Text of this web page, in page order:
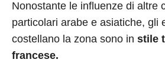
Nonostante le influenze di altre
particolari arabe e asiatiche, gli
costellano la zona sono in stile
francese.